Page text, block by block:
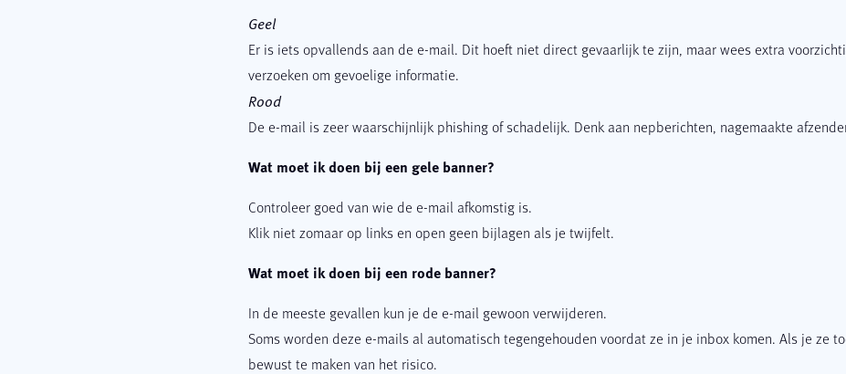
Geel
Er is iets opvallends aan de e-mail. Dit hoeft niet direct gevaarlijk te zijn, maar wees extra
verzoeken om gevoelige informatie.
Rood
De e-mail is zeer waarschijnlijk phishing of schadelijk. Denk aan nepberichten, nagemaakte
Wat moet ik doen bij een gele banner?
Controleer goed van wie de e-mail afkomstig is.
Klik niet zomaar op links en open geen bijlagen als je twijfelt.
Wat moet ik doen bij een rode banner?
In de meeste gevallen kun je de e-mail gewoon verwijderen.
Soms worden deze e-mails al automatisch tegengehouden voordat ze in je inbox komen. Als je ze
bewust te maken van het risico.